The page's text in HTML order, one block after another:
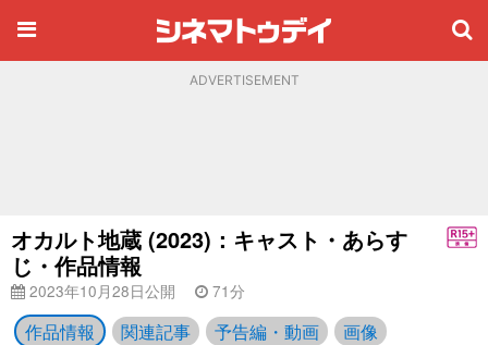
ADVERTISEMENT
オカルト地蔵 (2023)：キャスト・あらす
じ・作品情報
2023年10月28日公開 71分
作品情報 関連記事 予告編・動画 画像